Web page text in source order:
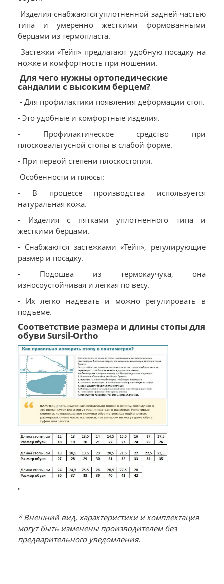
Изделия снабжаются уплотненной задней частью
типа и умеренно жесткими формованными
берцами из термопласта.
Застежки «Тейп» предлагают удобную посадку на
ножке и комфортность при ношении.
Для чего нужны ортопедические
сандалии с высоким берцем?
- Для профилактики появления деформации стоп.
- Это удобные и комфортные изделия.
- Профилактическое средство при
плосковальгусной стопы в слабой форме.
- При первой степени плоскостопия.
Особенности и плюсы:
- В процессе производства используется
натуральная кожа.
- Изделия с пятками уплотненного типа и
жесткими берцами.
- Снабжаются застежками «Тейп», регулирующие
размер и посадку.
- Подошва из термокаучука, она
износоустойчивая и легкая по весу.
- Их легко надевать и можно регулировать в
подъеме.
Соответствие размера и длины стопы для
обуви Sursil-Ortho
"
* Внешний вид, характеристики и комплектация
могут быть изменены производителем без
предварительного уведомления.